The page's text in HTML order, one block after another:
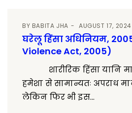
BY BABITA JHA AUGUST 17, 2024
घरेलू हिंसा अधिनियम,
Violence Act, 2005)
शारीरिक हिंसा यानि
हमेशा से सामान्यतः अपराध
लेकिन फिर भी इस...